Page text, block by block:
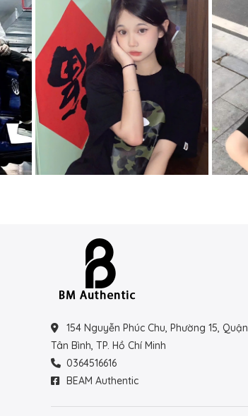
154 Nguyễn Phúc Chu, Phường 15, Quận
Tân Bình, TP. Hồ Chí Minh
0364516616
BEAM Authentic